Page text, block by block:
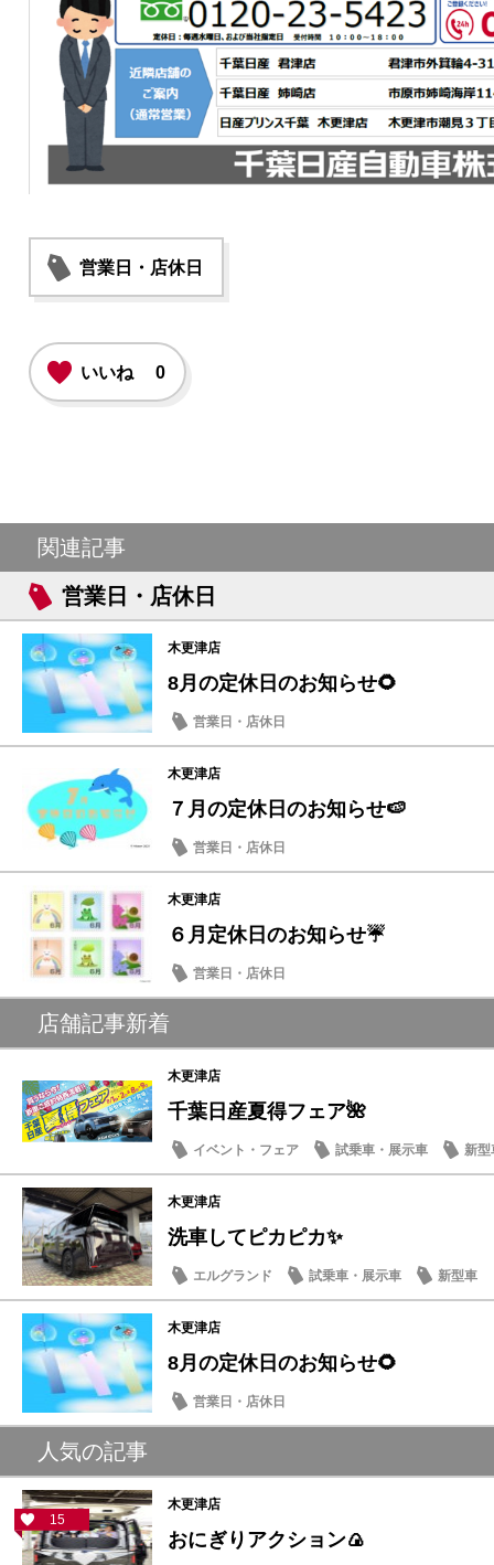
営業日・店休日
いいね 0
関連記事
営業日・店休日
木更津店
8月の定休日のお知らせ🌻
営業日・店休日
木更津店
７月の定休日のお知らせ🍉
営業日・店休日
木更津店
６月定休日のお知らせ☔
営業日・店休日
店舗記事新着
木更津店
千葉日産夏得フェア🌺
イベント・フェア 試乗車・展示車 新型
木更津店
洗車してピカピカ✨
エルグランド 試乗車・展示車 新型車
木更津店
8月の定休日のお知らせ🌻
営業日・店休日
人気の記事
15
木更津店
おにぎりアクション🍙